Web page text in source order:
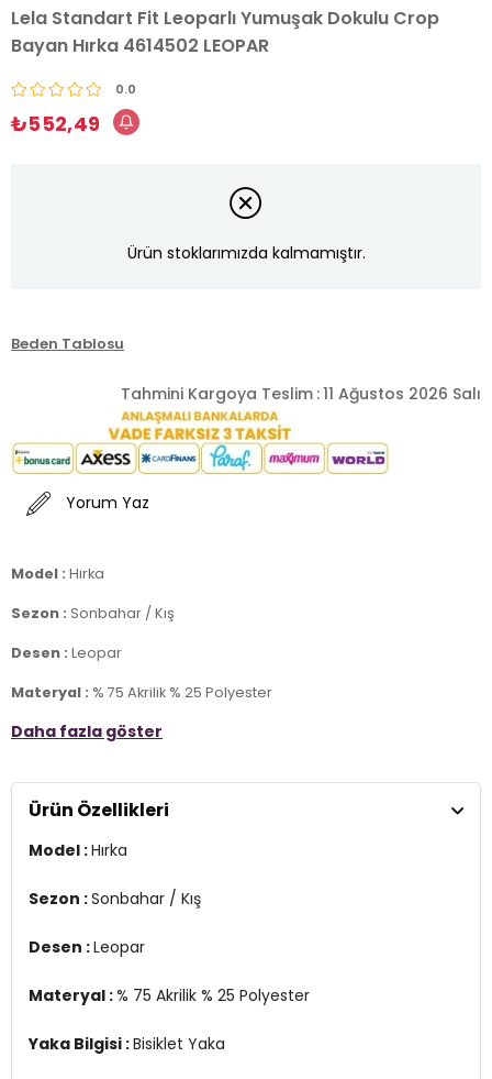
Lela Standart Fit Leoparlı Yumuşak Dokulu Crop
Bayan Hırka 4614502 LEOPAR
0.0
₺552,49
Ürün stoklarımızda kalmamıştır.
Beden Tablosu
Tahmini Kargoya Teslim :11 Ağustos 2026 Salı
Yorum Yaz
Model : Hırka
Sezon : Sonbahar / Kış
Desen : Leopar
Materyal : % 75 Akrilik % 25 Polyester
Yaka Bilgisi :Bisiklet Yaka
Kol Bilgisi :Uzun Kol
Kalıp Bilgisi :Standart Fit
Manken Ölçüsü :
Boy : 1.78 cm / Göğüs : 89 cm / Bel : 63 cm /
Basen : 92 cm / Beden : Onesize
Üretim Yeri :Türkiye
Daha fazla göster
Ürün Özellikleri
Model :Hırka
Sezon :Sonbahar / Kış
Desen :Leopar
Materyal :% 75 Akrilik % 25 Polyester
Yaka Bilgisi :Bisiklet Yaka